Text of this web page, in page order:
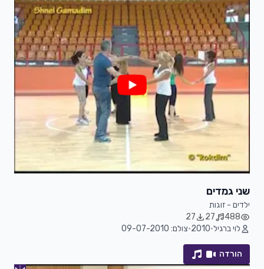
שני גמדים
ילדים - זוגות
488
27
27
לוי ברגיל•
2010
•צולם: 09-07-2010
הורדה